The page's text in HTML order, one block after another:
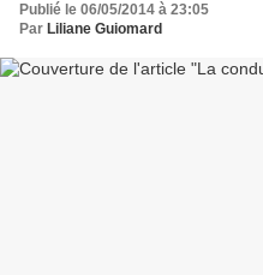
Publié le 06/05/2014 à 23:05
Par Liliane Guiomard